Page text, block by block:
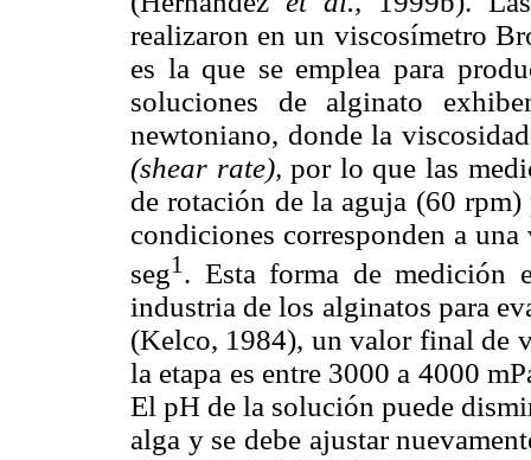
realizaron en un viscosímetro
es la que se emplea para
soluciones de alginato
newtoniano, donde la
(shear rate), por lo que las
de rotación de la aguja (60 rpm)
condiciones corresponden a
seg1 . Esta forma de medición
industria de los alginatos para
(Kelco, 1984), un valor final de
la etapa es entre 3000 a 4000
El pH de la solución puede
alga y se debe ajustar